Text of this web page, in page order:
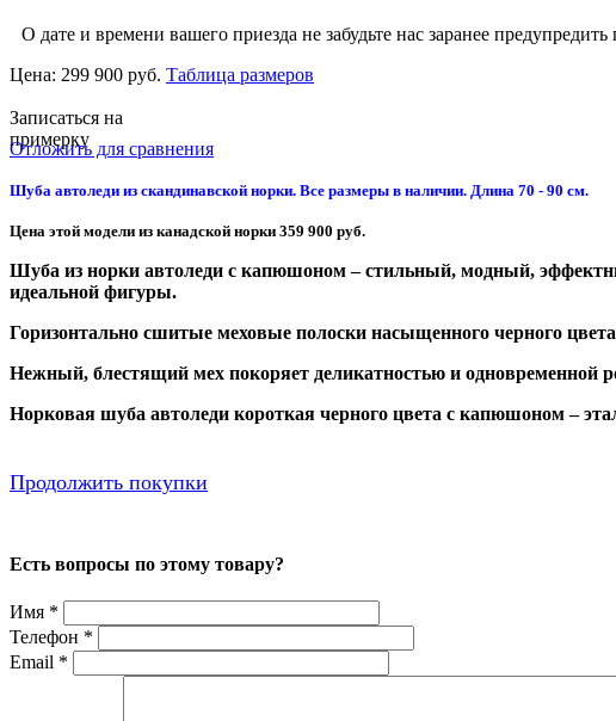
О дате и времени вашего приезда не забудьте нас заранее
Цена: 299 900 руб. Таблица размеров
Записаться на
примерку
Отложить для сравнения
Шуба автоледи из скандинавской норки. Все размеры в наличии. Длина 70 - 90 см.
Цена этой модели из канадской норки 359 900 руб.
Шуба из норки автоледи с капюшоном – стильный, модный,
идеальной фигуры.
Горизонтально сшитые меховые полоски насыщенного черного
Нежный, блестящий мех покоряет деликатностью и одновременной
Норковая шуба автоледи короткая черного цвета с капюшоном –
Продолжить покупки
Есть вопросы по этому товару?
Имя *
Телефон *
Email *